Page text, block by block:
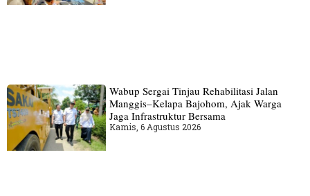
Wabup Sergai Tinjau Rehabilitasi Jalan
Manggis–Kelapa Bajohom, Ajak Warga
Jaga Infrastruktur Bersama
Kamis, 6 Agustus 2026